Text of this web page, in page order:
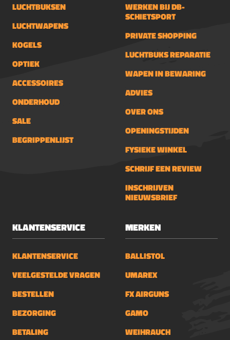
LUCHTBUKSEN
LUCHTWAPENS
KOGELS
OPTIEK
ACCESSOIRES
ONDERHOUD
SALE
BEGRIPPENLIJST
WERKEN BIJ DB-
SCHIETSPORT
PRIVATE SHOPPING
LUCHTBUKS REPARATIE
WAPEN IN BEWARING
ADVIES
OVER ONS
OPENINGSTIJDEN
FYSIEKE WINKEL
SCHRIJF EEN REVIEW
INSCHRIJVEN
NIEUWSBRIEF
KLANTENSERVICE
KLANTENSERVICE
VEELGESTELDE VRAGEN
BESTELLEN
BEZORGING
BETALING
MERKEN
BALLISTOL
UMAREX
FX AIRGUNS
GAMO
WEIHRAUCH